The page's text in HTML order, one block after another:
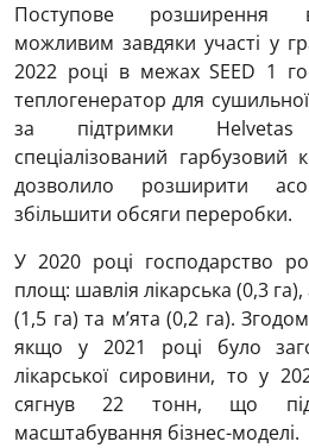
Поступове розширення
можливим завдяки участі у
2022 році в межах SEED 1
теплогенератор для
за підтримки
спеціалізований
дозволило розширити
збільшити обсяги переробки.
У 2020 році господарство
площ: шавлія лікарська (0,3
(1,5 га) та м’ята (0,2 га).
якщо у 2021 році було
лікарської сировини, то у
сягнув 22 тонн, що
масштабування бізнес-моделі.